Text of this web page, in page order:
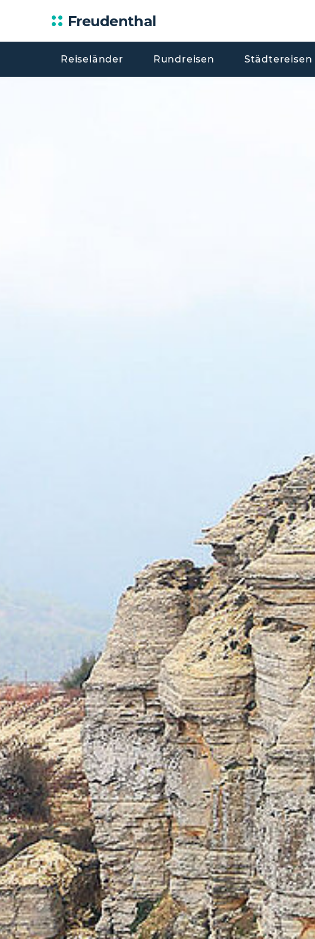
Freudenthal
Reiseländer Rundreisen Städtereisen